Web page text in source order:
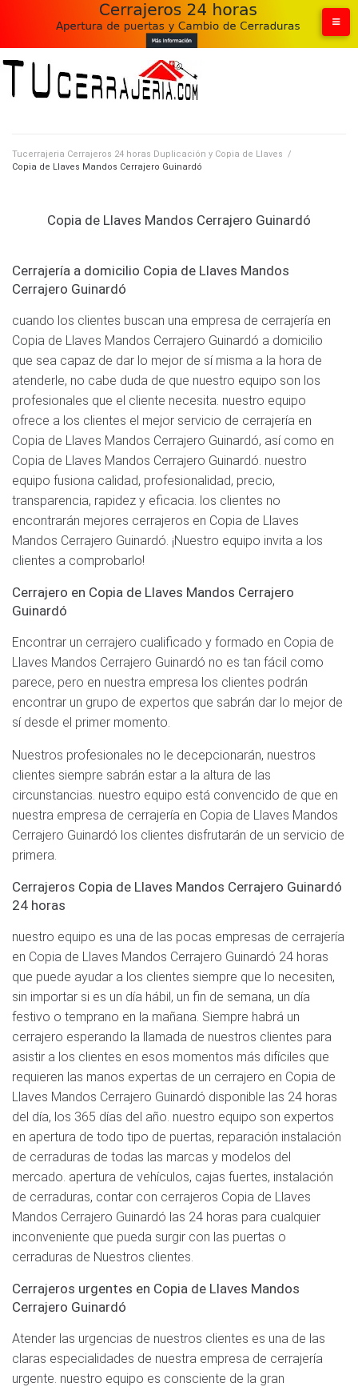
content
Tucerrajeria Cerrajeros 24 horas Duplicación y Copia de Llaves /
Copia de Llaves Mandos Cerrajero Guinardó
Copia de Llaves Mandos Cerrajero Guinardó
Cerrajería a domicilio Copia de Llaves Mandos
Cerrajero Guinardó
cuando los clientes buscan una empresa de cerrajería en
Copia de Llaves Mandos Cerrajero Guinardó a domicilio
que sea capaz de dar lo mejor de sí misma a la hora de
atenderle, no cabe duda de que nuestro equipo son los
profesionales que el cliente necesita. nuestro equipo
ofrece a los clientes el mejor servicio de cerrajería en
Copia de Llaves Mandos Cerrajero Guinardó, así como en
Copia de Llaves Mandos Cerrajero Guinardó. nuestro
equipo fusiona calidad, profesionalidad, precio,
transparencia, rapidez y eficacia. los clientes no
encontrarán mejores cerrajeros en Copia de Llaves
Mandos Cerrajero Guinardó. ¡Nuestro equipo invita a los
clientes a comprobarlo!
Cerrajero en Copia de Llaves Mandos Cerrajero
Guinardó
Encontrar un cerrajero cualificado y formado en Copia de
Llaves Mandos Cerrajero Guinardó no es tan fácil como
parece, pero en nuestra empresa los clientes podrán
encontrar un grupo de expertos que sabrán dar lo mejor de
sí desde el primer momento.
Nuestros profesionales no le decepcionarán, nuestros
clientes siempre sabrán estar a la altura de las
circunstancias. nuestro equipo está convencido de que en
nuestra empresa de cerrajería en Copia de Llaves Mandos
Cerrajero Guinardó los clientes disfrutarán de un servicio de
primera.
Cerrajeros Copia de Llaves Mandos Cerrajero Guinardó
24 horas
nuestro equipo es una de las pocas empresas de cerrajería
en Copia de Llaves Mandos Cerrajero Guinardó 24 horas
que puede ayudar a los clientes siempre que lo necesiten,
sin importar si es un día hábil, un fin de semana, un día
festivo o temprano en la mañana. Siempre habrá un
cerrajero esperando la llamada de nuestros clientes para
asistir a los clientes en esos momentos más difíciles que
requieren las manos expertas de un cerrajero en Copia de
Llaves Mandos Cerrajero Guinardó disponible las 24 horas
del día, los 365 días del año. nuestro equipo son expertos
en apertura de todo tipo de puertas, reparación instalación
de cerraduras de todas las marcas y modelos del
mercado. apertura de vehículos, cajas fuertes, instalación
de cerraduras, contar con cerrajeros Copia de Llaves
Mandos Cerrajero Guinardó las 24 horas para cualquier
inconveniente que pueda surgir con las puertas o
cerraduras de Nuestros clientes.
Cerrajeros urgentes en Copia de Llaves Mandos
Cerrajero Guinardó
Atender las urgencias de nuestros clientes es una de las
claras especialidades de nuestra empresa de cerrajería
urgente. nuestro equipo es consciente de la gran